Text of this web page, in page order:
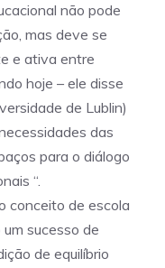
não pode
mas deve se
e ativa entre
hoje – ele disse
de Lublin)
das
para o diálogo
“.
conceito de escola
sucesso de
de equilíbrio